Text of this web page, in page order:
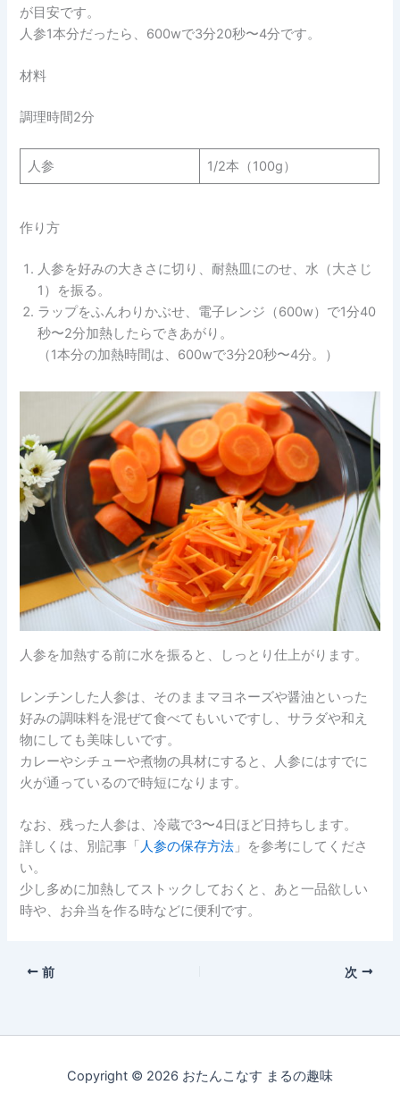
が目安です。
人参1本分だったら、600wで3分20秒〜4分です。
材料
調理時間2分
人参 1/2本（100g）
作り方
人参を好みの大きさに切り、耐熱皿にのせ、水（大さじ
1）を振る。
ラップをふんわりかぶせ、電子レンジ（600w）で1分40
秒〜2分加熱したらできあがり。
（1本分の加熱時間は、600wで3分20秒〜4分。）
人参を加熱する前に水を振ると、しっとり仕上がります。
レンチンした人参は、そのままマヨネーズや醤油といった
好みの調味料を混ぜて食べてもいいですし、サラダや和え
物にしても美味しいです。
カレーやシチューや煮物の具材にすると、人参にはすでに
火が通っているので時短になります。
なお、残った人参は、冷蔵で3〜4日ほど日持ちします。
詳しくは、別記事「 人参の保存方法 」を参考にしてくださ
い。
少し多めに加熱してストックしておくと、あと一品欲しい
時や、お弁当を作る時などに便利です。
前 次
Copyright © 2026 おたんこなす まるの趣味